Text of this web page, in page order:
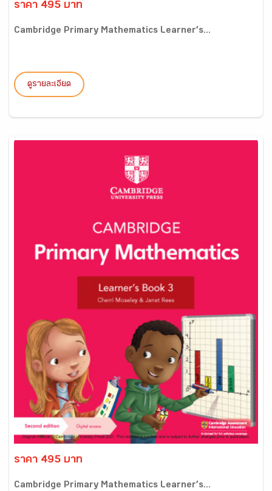
ราคา 495 บาท
Cambridge Primary Mathematics Learner’s...
ดูรายละเอียด
ราคา 495 บาท
Cambridge Primary Mathematics Learner’s...